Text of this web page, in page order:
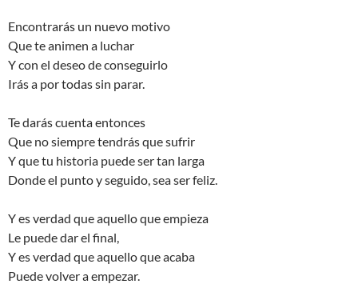
Encontrarás un nuevo motivo
Que te animen a luchar
Y con el deseo de conseguirlo
Irás a por todas sin parar.
Te darás cuenta entonces
Que no siempre tendrás que sufrir
Y que tu historia puede ser tan larga
Donde el punto y seguido, sea ser feliz.
Y es verdad que aquello que empieza
Le puede dar el final,
Y es verdad que aquello que acaba
Puede volver a empezar.